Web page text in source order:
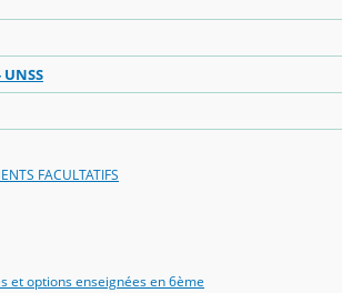
UNSS
FACULTATIFS
et options enseignées en 6ème